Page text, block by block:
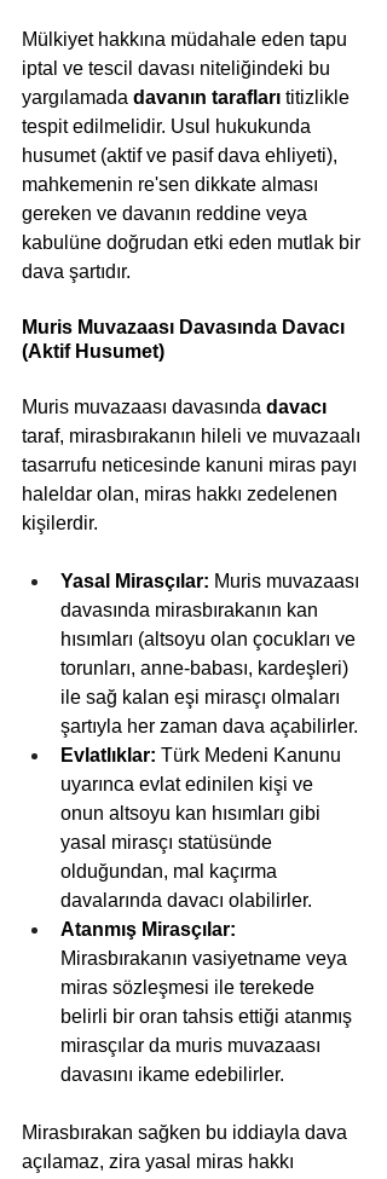
Mülkiyet hakkına müdahale eden tapu
iptal ve tescil davası niteliğindeki bu
yargılamada davanın tarafları titizlikle
tespit edilmelidir. Usul hukukunda
husumet (aktif ve pasif dava ehliyeti),
mahkemenin re'sen dikkate alması
gereken ve davanın reddine veya
kabulüne doğrudan etki eden mutlak bir
dava şartıdır.
Muris Muvazaası Davasında Davacı
(Aktif Husumet)
Muris muvazaası davasında davacı
taraf, mirasbırakanın hileli ve muvazaalı
tasarrufu neticesinde kanuni miras payı
haleldar olan, miras hakkı zedelenen
kişilerdir.
Yasal Mirasçılar: Muris muvazaası
davasında mirasbırakanın kan
hısımları (altsoyu olan çocukları ve
torunları, anne-babası, kardeşleri)
ile sağ kalan eşi mirasçı olmaları
şartıyla her zaman dava açabilirler.
Evlatlıklar: Türk Medeni Kanunu
uyarınca evlat edinilen kişi ve
onun altsoyu kan hısımları gibi
yasal mirasçı statüsünde
olduğundan, mal kaçırma
davalarında davacı olabilirler.
Atanmış Mirasçılar:
Mirasbırakanın vasiyetname veya
miras sözleşmesi ile terekede
belirli bir oran tahsis ettiği atanmış
mirasçılar da muris muvazaası
davasını ikame edebilirler.
Mirasbırakan sağken bu iddiayla dava
açılamaz, zira yasal miras hakkı